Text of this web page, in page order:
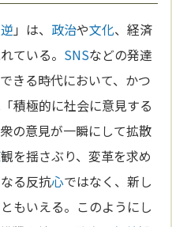
」は、 政治や文化、経済
ている。 SNSなどの発達
きる時代において、かつ
積極的に社会に意見する
の意見が一瞬にして拡散
観を揺さぶり、変革を求め
る反抗心ではなく、新し
もいえる。このようにし